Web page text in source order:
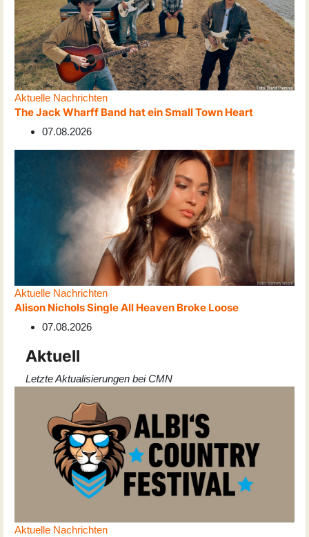
Aktuelle Nachrichten
The Jack Wharff Band hat ein Small Town Heart
07.08.2026
Aktuelle Nachrichten
Alison Nichols Single All Heaven Broke Loose
07.08.2026
Aktuell
Letzte Aktualisierungen bei CMN
Aktuelle Nachrichten